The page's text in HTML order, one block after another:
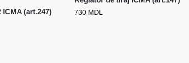
(art.247) 730 MDL